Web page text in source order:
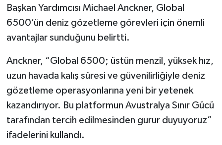
Başkan Yardımcısı Michael Anckner, Global
6500’ün deniz gözetleme görevleri için önemli
avantajlar sunduğunu belirtti.
Anckner, “Global 6500; üstün menzil, yüksek hız,
uzun havada kalış süresi ve güvenilirliğiyle deniz
gözetleme operasyonlarına yeni bir yetenek
kazandırıyor. Bu platformun Avustralya Sınır Gücü
tarafından tercih edilmesinden gurur duyuyoruz”
ifadelerini kullandı.